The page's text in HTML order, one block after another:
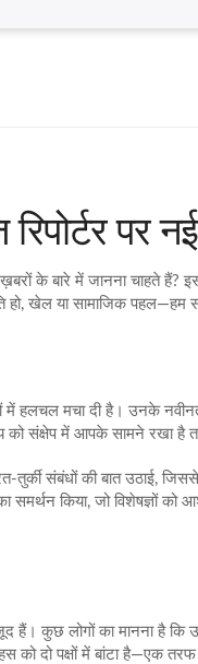
के बारे में जानना चाहते हैं?
हो, खेल या सामाजिक
हलचल मचा दी है। उनके
को संक्षेप में आपके सामने रखा
संबंधों की बात उठाई,
का समर्थन किया, जो
हैं। कुछ लोगों का मानना है
को दो पक्षों में बांटा है—एक